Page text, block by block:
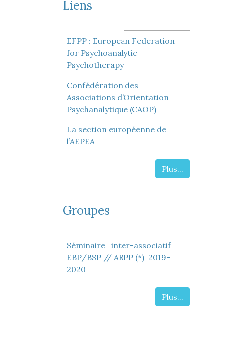
Liens
EFPP : European Federation
for Psychoanalytic
Psychotherapy
Confédération des
Associations d’Orientation
Psychanalytique (CAOP)
La section européenne de
l’AEPEA
Plus...
Groupes
Séminaire inter-associatif
EBP/BSP // ARPP (*) 2019-
2020
Plus...